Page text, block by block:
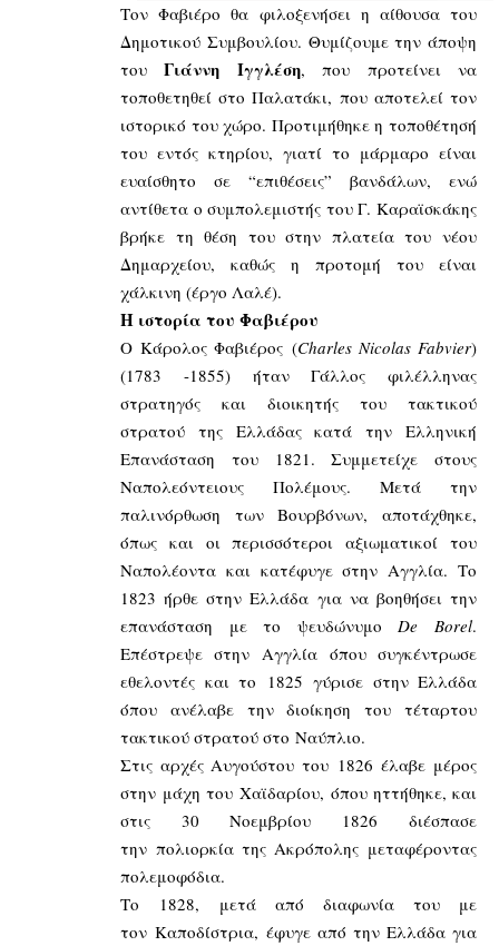
Τον Φαβιέρο θα φιλοξενήσει η αίθουσα του
Δημοτικού Συμβουλίου. Θυμίζουμε την άποψη
τουΓιάννη Ιγγλέση, που προτείνει να
τοποθετηθεί στο Παλατάκι, που αποτελεί τον
ιστορικό του χώρο. Προτιμήθηκε η τοποθέτησή
του εντός κτηρίου, γιατί το μάρμαρο είναι
ευαίσθητο σε “επιθέσεις” βανδάλων, ενώ
αντίθετα ο συμπολεμιστής του Γ. Καραϊσκάκης
βρήκε τη θέση του στην πλατεία του νέου
Δημαρχείου, καθώς η προτομή του είναι
χάλκινη (έργο Λαλέ).
Η ιστορία του Φαβιέρου
Ο Κάρολος Φαβιέρος (Charles Nicolas Fabvier)
(1783 -1855) ήταν Γάλλος φιλέλληνας
στρατηγός και διοικητής του τακτικού
στρατού της Ελλάδας κατά την Ελληνική
Επανάσταση του 1821. Συμμετείχε στους
Ναπολεόντειους Πολέμους. Μετά την
παλινόρθωση των Βουρβόνων, αποτάχθηκε,
όπως και οι περισσότεροι αξιωματικοί του
Ναπολέοντα και κατέφυγε στην Αγγλία. Το
1823 ήρθε στην Ελλάδα για να βοηθήσει την
επανάσταση με το ψευδώνυμο De Borel.
Επέστρεψε στην Αγγλία όπου συγκέντρωσε
εθελοντές και το 1825 γύρισε στην Ελλάδα
όπου ανέλαβε την διοίκηση του τέταρτου
τακτικού στρατού στο Ναύπλιο.
Στις αρχές Αυγούστου του 1826 έλαβε μέρος
στην μάχη του Χαϊδαρίου, όπου ηττήθηκε, και
στις 30 Νοεμβρίου 1826 διέσπασε
την πολιορκία της Ακρόπολης μεταφέροντας
πολεμοφόδια.
Το 1828, μετά από διαφωνία του με
τον Καποδίστρια, έφυγε από την Ελλάδα για